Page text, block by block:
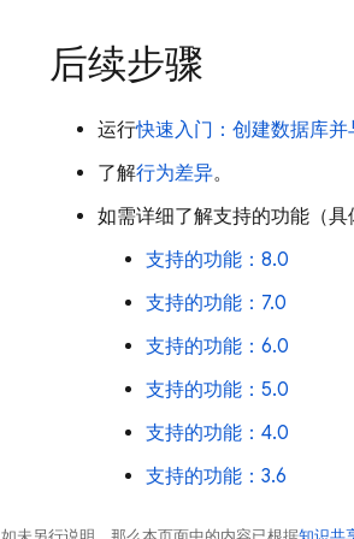
后续步骤
运行快速入门：创建数据库并
了解行为差异。
如需详细了解支持的功能（
支持的功能：8.0
支持的功能：7.0
支持的功能：6.0
支持的功能：5.0
支持的功能：4.0
支持的功能：3.6